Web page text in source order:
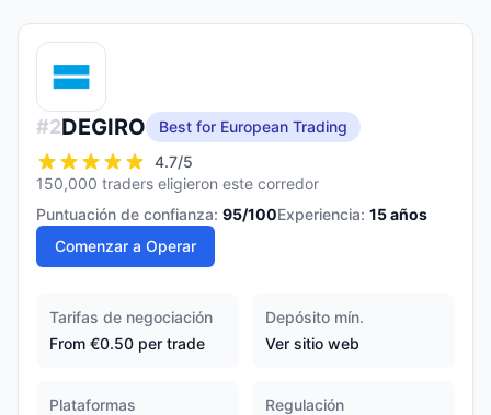
#2DEGIRO
Best for European Trading
4.7/5
150,000 traders eligieron este corredor
Puntuación de confianza: 95/100Experiencia: 15años
Comenzar a Operar
Tarifas de negociación
From €0.50 per trade
Depósito mín.
Ver sitio web
Plataformas
Regulación